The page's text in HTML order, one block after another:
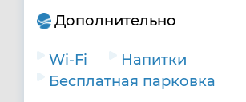
Дополнительно
Wi-Fi
Напитки
Бесплатная парковка